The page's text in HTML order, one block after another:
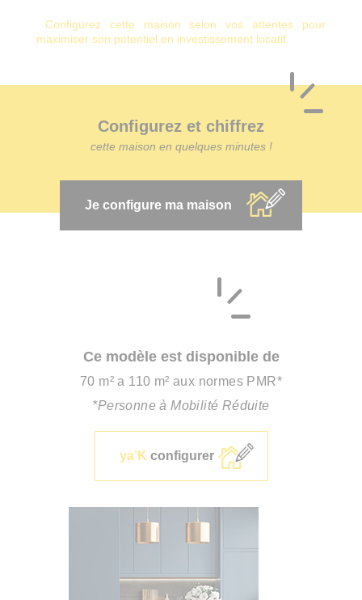
Configurez cette maison selon vos attentes pour
maximiser son potentiel en investissement locatif.
Configurez et chiffrez
cette maison en quelques minutes !
Je configure ma maison
Ce modèle est disponible de
70 m² a 110 m² aux normes PMR*
*Personne à Mobilité Réduite
ya’K configurer